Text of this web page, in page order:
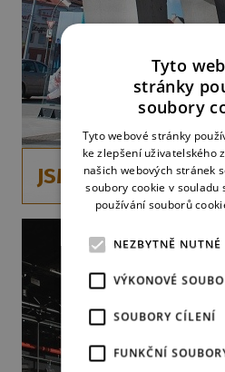
JSME (NEJEN)
Tyto
stránky
soubory
Tyto webové stránky
ke zlepšení uživatelského
našich webových stránek
soubory cookie v souladu
používání souborů
NEZBYTNĚ NUTNÉ
VÝKONOVÉ
SOUBORY CÍLENÍ
FUNKČNÍ